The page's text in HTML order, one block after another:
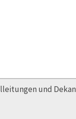
und Dekan